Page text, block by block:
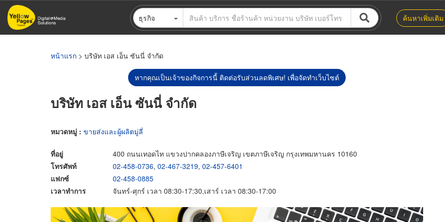
ข้าม
ไป
ธุรกิจ ค้นหาเพิ่มเติม
หน้าแรก > บริษัท เอส เอ็น ซันนี่ จำกัด
หากคุณเป็นเจ้าของกิจการนี้ ติดต่อรับส่วนลดพิเศษ! เพื่อจัดทำเว็บไซต์
บริษัท เอส เอ็น ซันนี่ จำกัด
หมวดหมู่ : ขายส่งและผู้ผลิตมู่ลี่
ที่อยู่
400 ถนนเทอดไท แขวงปากคลองภาษีเจริญ เขตภาษีเจริญ กรุงเทพมหานคร 10160
โทรศัพท์
02-458-0736, 02-467-3219, 02-457-6401
แฟกซ์
02-458-0885
เวลาทำการ
จันทร์-ศุกร์ เวลา 08:30-17:30,เสาร์ เวลา 08:30-17:00